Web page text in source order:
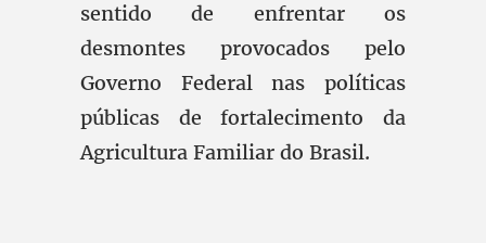
sentido de enfrentar os
desmontes provocados pelo
Governo Federal nas políticas
públicas de fortalecimento da
Agricultura Familiar do Brasil.